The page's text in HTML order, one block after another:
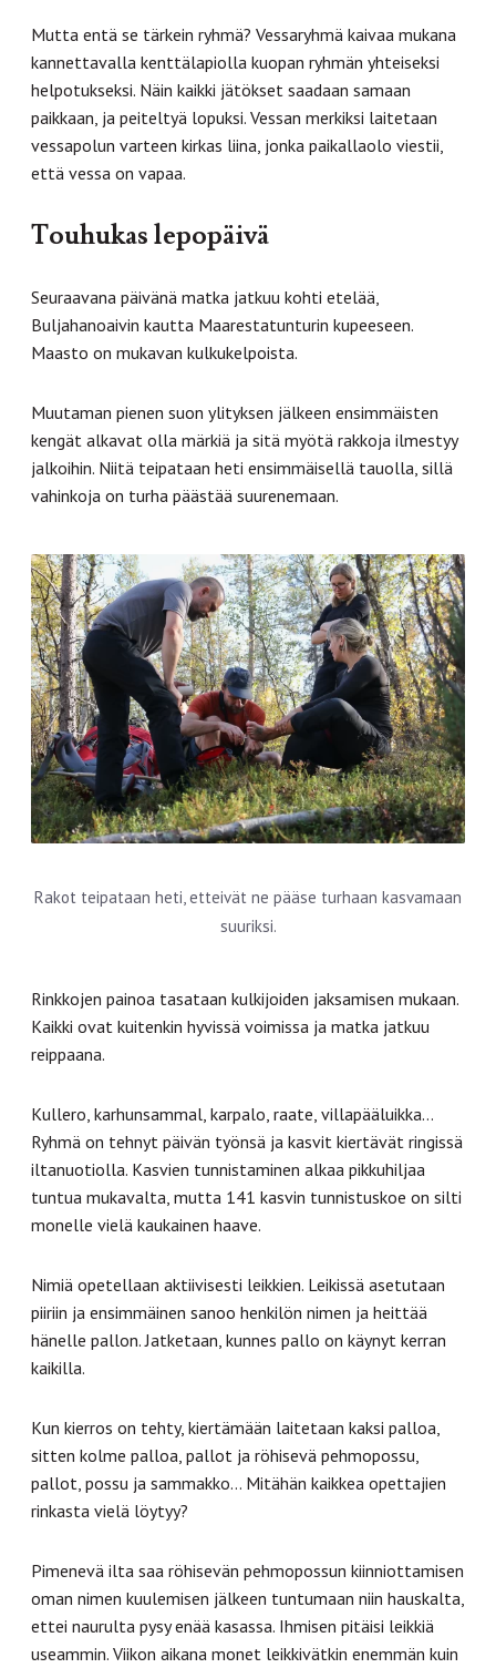
Mutta entä se tärkein ryhmä? Vessaryhmä kaivaa mukana
kannettavalla kenttälapiolla kuopan ryhmän yhteiseksi
helpotukseksi. Näin kaikki jätökset saadaan samaan
paikkaan, ja peiteltyä lopuksi. Vessan merkiksi laitetaan
vessapolun varteen kirkas liina, jonka paikallaolo viestii,
että vessa on vapaa.
Touhukas lepopäivä
Seuraavana päivänä matka jatkuu kohti etelää,
Buljahanoaivin kautta Maarestatunturin kupeeseen.
Maasto on mukavan kulkukelpoista.
Muutaman pienen suon ylityksen jälkeen ensimmäisten
kengät alkavat olla märkiä ja sitä myötä rakkoja ilmestyy
jalkoihin. Niitä teipataan heti ensimmäisellä tauolla, sillä
vahinkoja on turha päästää suurenemaan.
Rakot teipataan heti, etteivät ne pääse turhaan kasvamaan
suuriksi.
Rinkkojen painoa tasataan kulkijoiden jaksamisen mukaan.
Kaikki ovat kuitenkin hyvissä voimissa ja matka jatkuu
reippaana.
Kullero, karhunsammal, karpalo, raate, villapääluikka…
Ryhmä on tehnyt päivän työnsä ja kasvit kiertävät ringissä
iltanuotiolla. Kasvien tunnistaminen alkaa pikkuhiljaa
tuntua mukavalta, mutta 141 kasvin tunnistuskoe on silti
monelle vielä kaukainen haave.
Nimiä opetellaan aktiivisesti leikkien. Leikissä asetutaan
piiriin ja ensimmäinen sanoo henkilön nimen ja heittää
hänelle pallon. Jatketaan, kunnes pallo on käynyt kerran
kaikilla.
Kun kierros on tehty, kiertämään laitetaan kaksi palloa,
sitten kolme palloa, pallot ja röhisevä pehmopossu,
pallot, possu ja sammakko… Mitähän kaikkea opettajien
rinkasta vielä löytyy?
Pimenevä ilta saa röhisevän pehmopossun kiinniottamisen
oman nimen kuulemisen jälkeen tuntumaan niin hauskalta,
ettei naurulta pysy enää kasassa. Ihmisen pitäisi leikkiä
useammin. Viikon aikana monet leikkivätkin enemmän kuin